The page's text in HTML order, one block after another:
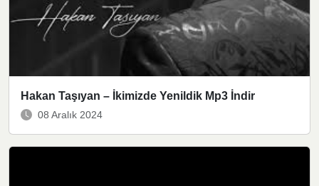
Hakan Taşıyan – İkimizde Yenildik Mp3 İndir
08 Aralık 2024